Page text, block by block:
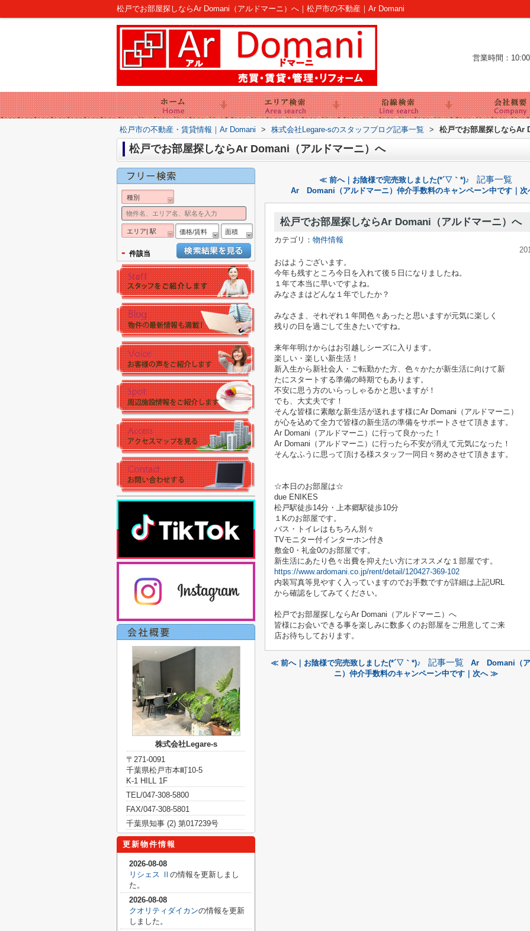
松戸でお部屋探しならAr Domani（アルドマーニ）へ｜松戸市の不動産｜Ar Domani
営業時間：
松戸市の不動産・賃貸情報｜Ar Domani > 株式会社Legare-sのスタッフブログ記事一覧 > 松戸でお部屋探しならAr
松戸でお部屋探しならAr Domani（アルドマーニ）へ
≪ 前へ｜お陰様で完売致しました(*´▽｀*)♪ 記事一覧
Ar Domani（アルドマーニ）仲介手数料のキャンペーン中です｜
松戸でお部屋探しならAr Domani（アルドマーニ）へ
カテゴリ： 物件情報
おはようございます。
今年も残すところ今日を入れて後５日になりましたね。
１年て本当に早いですよね。
みなさまはどんな１年でしたか？
みなさま、それぞれ１年間色々あったと思いますが元気に楽しく
残りの日を過ごして生きたいですね。
来年年明けからはお引越しシーズに入ります。
楽しい・楽しい新生活！
新入生から新社会人・ご転勤かた方、色々かたが新生活に向けて新
たにスタートする準備の時期でもあります。
不安に思う方のいらっしゃるかと思いますが！
でも、大丈夫です！
そんな皆様に素敵な新生活が送れます様にAr Domani（アルドマーニ）
が心を込めて全力で皆様の新生活の準備をサポートさせて頂きます。
Ar Domani（アルドマーニ）に行って良かった！
Ar Domani（アルドマーニ）に行ったら不安が消えて元気になった！
そんなふうに思って頂ける様スタッフ一同日々努めさせて頂きます。
☆本日のお部屋は☆
due ENIKES
松戸駅徒歩14分・上本郷駅徒歩10分
１Kのお部屋です。
バス・トイレはもちろん別々
TVモニター付インターホン付き
敷金0・礼金0のお部屋です。
新生活にあたり色々出費を抑えたい方にオススメな１部屋です。
https://www.ardomani.co.jp/rent/detail/120427-369-102
内装写真等見やすく入っていますのでお手数ですが詳細は上記URL
から確認をしてみてください。
松戸でお部屋探しならAr Domani（アルドマーニ）へ
皆様にお会いできる事を楽しみに数多くのお部屋をご用意してご来
店お待ちしております。
≪ 前へ｜お陰様で完売致しました(*´▽｀*)♪ 記事一覧
Ar Domani（ア
ニ）仲介手数料のキャンペーン中です｜次へ ≫
種別
エリア| 駅 価格/賃料 面積
- 件該当
株式会社Legare-s
〒271-0091
千葉県松戸市本町10-5
K-1 HILL 1F
TEL/047-308-5800
FAX/047-308-5801
千葉県知事 (2) 第017239号
更新物件情報
2026-08-08
リシェス Ⅱ の情報を更新しまし
た。
2026-08-08
クオリティダイカンの情報を更新
しました。